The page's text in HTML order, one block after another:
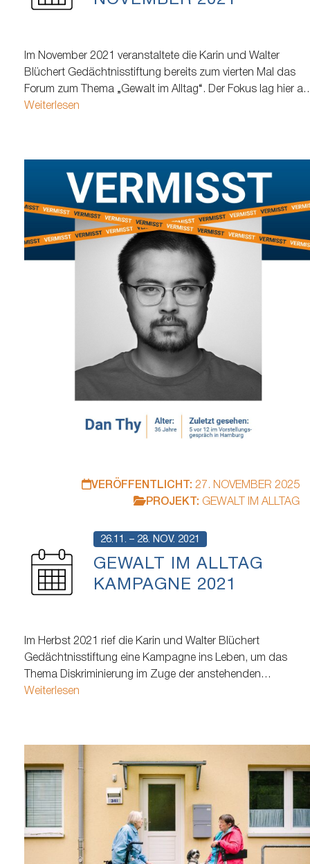
Im November 2021 veranstaltete die Karin und Walter
Blüchert Gedächtnisstiftung bereits zum vierten Mal das
Forum zum Thema „Gewalt im Alltag“. Der Fokus lag hier
dem Thema „Diskriminierung“ mit den
religiöse und institutionelle Diskriminierung…
Weiterlesen
VERÖFFENTLICHT: 27. NOVEMBER 2025
PROJEKT: GEWALT IM ALLTAG
GEWALT IM ALLTAG
KAMPAGNE 2021
26.11. – 28. NOV. 2021
Im Herbst 2021 rief die Karin und Walter Blüchert
Gedächtnisstiftung eine Kampagne ins Leben, um das
Thema Diskriminierung im Zuge der anstehenden
Veranstaltung „Gewalt im Alltag“ in den Fokus zu rücken. In
Weiterlesen